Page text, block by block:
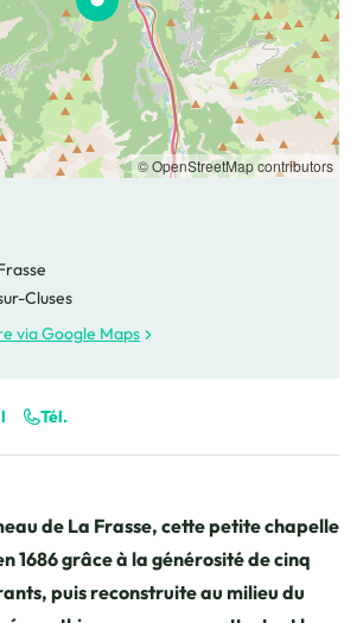
de La Frasse, cette petite chapelle
1686 grâce à la générosité de cinq
puis reconstruite au milieu du
© OpenStreetMap contributors
Cluses
via Google Maps
Tél.